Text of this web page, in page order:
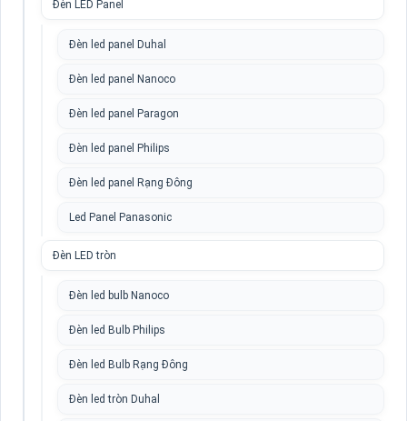
Đèn LED Panel
Đèn led panel Duhal
Đèn led panel Nanoco
Đèn led panel Paragon
Đèn led panel Philips
Đèn led panel Rạng Đông
Led Panel Panasonic
Đèn LED tròn
Đèn led bulb Nanoco
Đèn led Bulb Philips
Đèn led Bulb Rạng Đông
Đèn led tròn Duhal